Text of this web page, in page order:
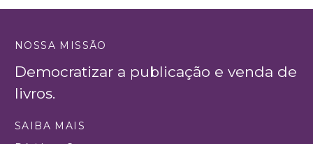
NOSSA MISSÃO
Democratizar a publicação e venda de
livros.
SAIBA MAIS